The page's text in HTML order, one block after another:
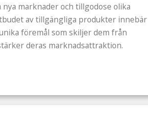
marknader och tillgodose olika
av tillgängliga produkter innebär
föremål som skiljer dem från
deras marknadsattraktion.